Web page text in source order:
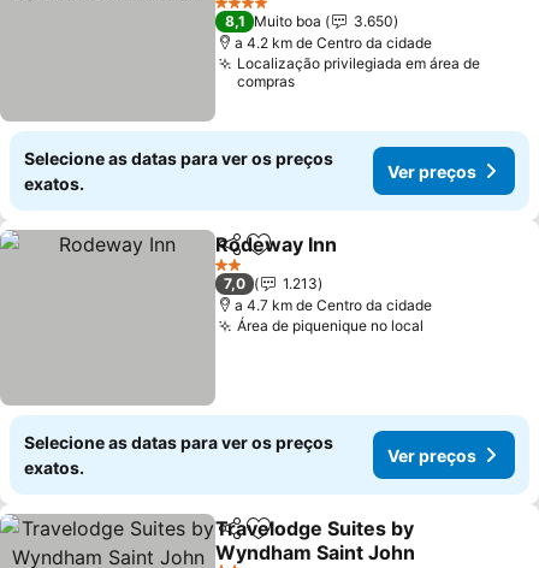
4 Estrelas
8,1 Muito boa
3.650
a 4.2 km de Centro da cidade
Localização privilegiada em área de
compras
Selecione as datas para ver os preços
exatos.
Ver preços
PartilharAdicionar aos favoritos
Rodeway Inn
2 Estrelas
7,0
1.213
a 4.7 km de Centro da cidade
Área de piquenique no local
Selecione as datas para ver os preços
exatos.
Ver preços
PartilharAdicionar aos favoritos
Travelodge Suites by
Wyndham Saint John